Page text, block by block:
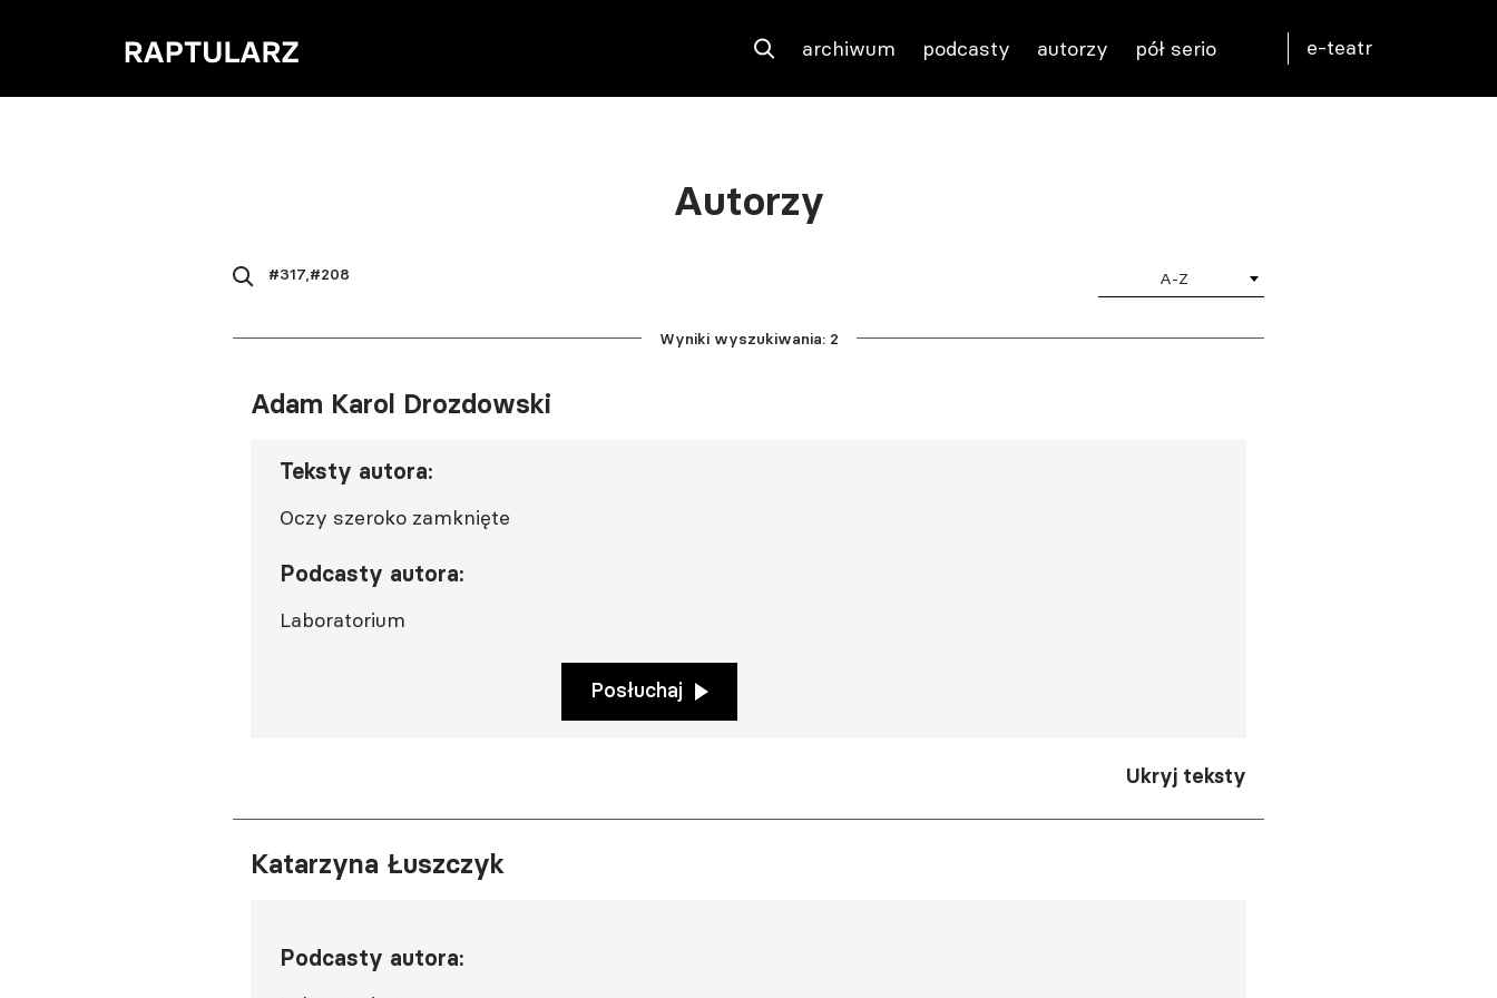
archiwum podcasty autorzy pół serio e-teatr
Autorzy
A-Z
Wyniki wyszukiwania: 2
Adam Karol Drozdowski
Teksty autora:
Oczy szeroko zamknięte
Podcasty autora:
Laboratorium
Posłuchaj
Ukryj teksty
Katarzyna Łuszczyk
Podcasty autora: